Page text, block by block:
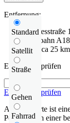
Standard
Satellit
Straße
Gehen
Fahrrad
Entfernung:
Bundesstraße
Autobahn A18
Granica 25 km
Entfernung prüfen
Entfernung prüfen
Auf der Karte ist
Pendelzeit in einer